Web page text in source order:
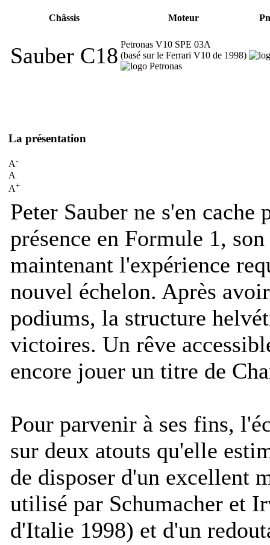
Châssis Moteur
Sauber C18 Petronas V10 SPE 03A
(basé sur le Ferrari V10 de 1998)
La présentation
A-
A
A+
Peter Sauber ne s'en cache
présence en Formule 1,
maintenant l'expérience
nouvel échelon. Après
podiums, la structure
victoires. Un rêve
encore jouer un titre de
Pour parvenir à ses fins,
sur deux atouts qu'elle
de disposer d'un excellent
utilisé par Schumacher et
d'Italie 1998) et d'un